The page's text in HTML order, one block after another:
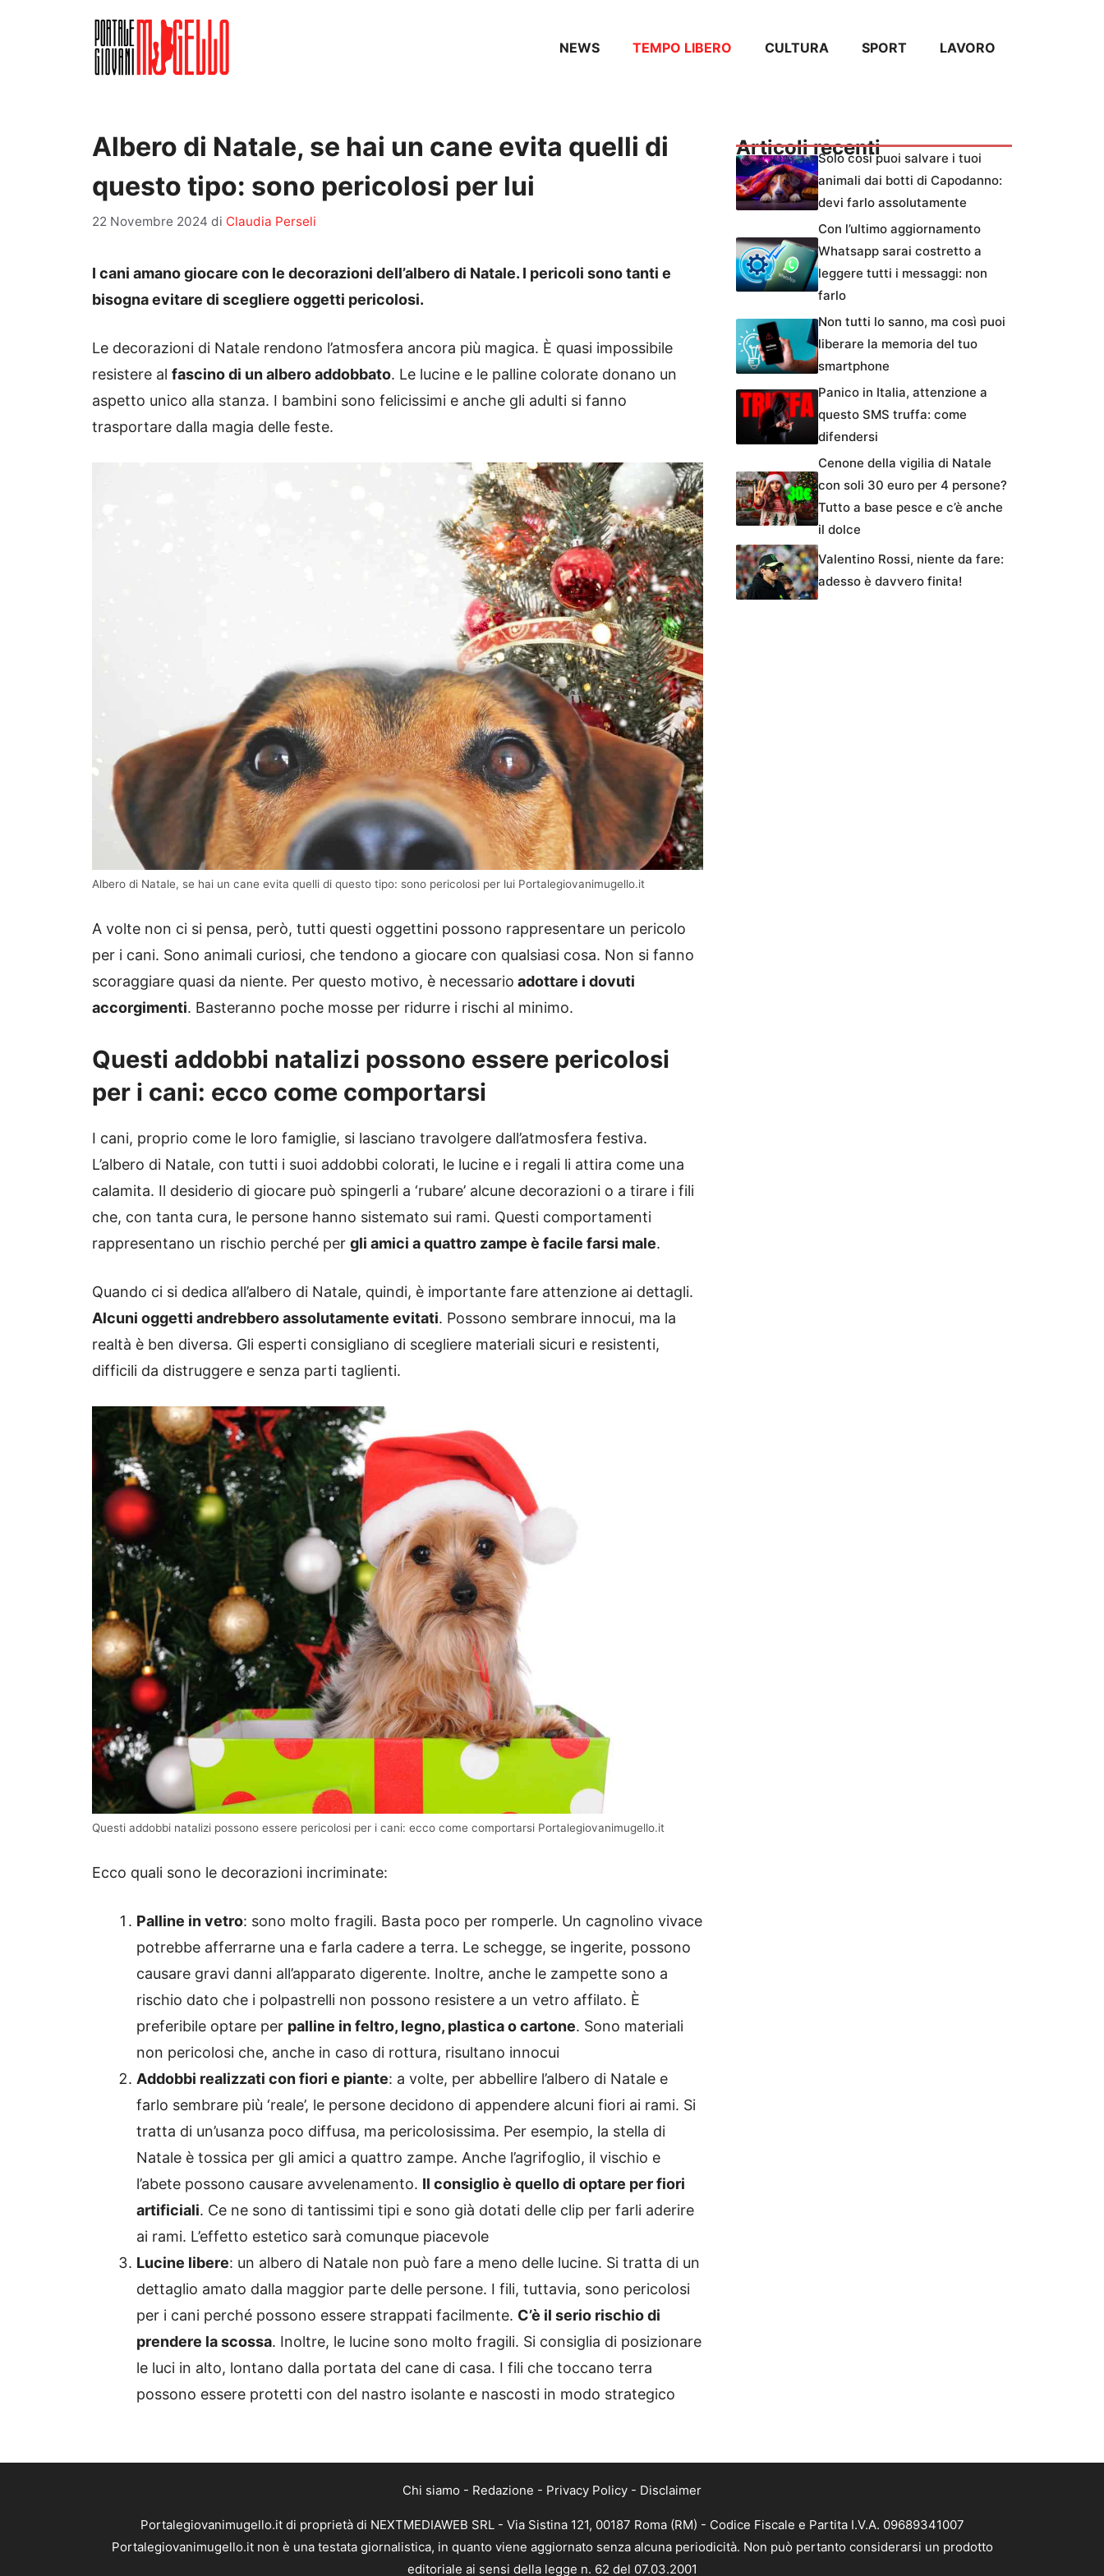
NEWS TEMPO LIBERO CULTURA SPORT LAVORO
Albero di Natale, se hai un cane evita quelli di
questo tipo: sono pericolosi per lui
22 Novembre 2024 di Claudia Perseli
I cani amano giocare con le decorazioni dell’albero di Natale. I pericoli sono tanti e
bisogna evitare di scegliere oggetti pericolosi.
Le decorazioni di Natale rendono l’atmosfera ancora più magica. È quasi impossibile
resistere al fascino di un albero addobbato. Le lucine e le palline colorate donano un
aspetto unico alla stanza. I bambini sono felicissimi e anche gli adulti si fanno
trasportare dalla magia delle feste.
Albero di Natale, se hai un cane evita quelli di questo tipo: sono pericolosi per lui Portalegiovanimugello.it
A volte non ci si pensa, però, tutti questi oggettini possono rappresentare un pericolo
per i cani. Sono animali curiosi, che tendono a giocare con qualsiasi cosa. Non si fanno
scoraggiare quasi da niente. Per questo motivo, è necessario adottare i dovuti
accorgimenti. Basteranno poche mosse per ridurre i rischi al minimo.
Questi addobbi natalizi possono essere pericolosi
per i cani: ecco come comportarsi
I cani, proprio come le loro famiglie, si lasciano travolgere dall’atmosfera festiva.
L’albero di Natale, con tutti i suoi addobbi colorati, le lucine e i regali li attira come una
calamita. Il desiderio di giocare può spingerli a ‘rubare’ alcune decorazioni o a tirare i fili
che, con tanta cura, le persone hanno sistemato sui rami. Questi comportamenti
rappresentano un rischio perché per gli amici a quattro zampe è facile farsi male.
Quando ci si dedica all’albero di Natale, quindi, è importante fare attenzione ai dettagli.
Alcuni oggetti andrebbero assolutamente evitati. Possono sembrare innocui, ma la
realtà è ben diversa. Gli esperti consigliano di scegliere materiali sicuri e resistenti,
difficili da distruggere e senza parti taglienti.
Questi addobbi natalizi possono essere pericolosi per i cani: ecco come comportarsi Portalegiovanimugello.it
Ecco quali sono le decorazioni incriminate:
Palline in vetro: sono molto fragili. Basta poco per romperle. Un cagnolino vivace
potrebbe afferrarne una e farla cadere a terra. Le schegge, se ingerite, possono
causare gravi danni all’apparato digerente. Inoltre, anche le zampette sono a
rischio dato che i polpastrelli non possono resistere a un vetro affilato. È
preferibile optare per palline in feltro, legno, plastica o cartone. Sono materiali
non pericolosi che, anche in caso di rottura, risultano innocui
Addobbi realizzati con fiori e piante: a volte, per abbellire l’albero di Natale e
farlo sembrare più ‘reale’, le persone decidono di appendere alcuni fiori ai rami. Si
tratta di un’usanza poco diffusa, ma pericolosissima. Per esempio, la stella di
Natale è tossica per gli amici a quattro zampe. Anche l’agrifoglio, il vischio e
l’abete possono causare avvelenamento. Il consiglio è quello di optare per fiori
artificiali. Ce ne sono di tantissimi tipi e sono già dotati delle clip per farli aderire
ai rami. L’effetto estetico sarà comunque piacevole
Lucine libere: un albero di Natale non può fare a meno delle lucine. Si tratta di un
dettaglio amato dalla maggior parte delle persone. I fili, tuttavia, sono pericolosi
per i cani perché possono essere strappati facilmente. C’è il serio rischio di
prendere la scossa. Inoltre, le lucine sono molto fragili. Si consiglia di posizionare
le luci in alto, lontano dalla portata del cane di casa. I fili che toccano terra
possono essere protetti con del nastro isolante e nascosti in modo strategico
Articoli recentiSolo così puoi salvare i tuoi
animali dai botti di Capodanno:
devi farlo assolutamente
Con l’ultimo aggiornamento
Whatsapp sarai costretto a
leggere tutti i messaggi: non
farlo
Non tutti lo sanno, ma così puoi
liberare la memoria del tuo
smartphone
Panico in Italia, attenzione a
questo SMS truffa: come
difendersi
Cenone della vigilia di Natale
con soli 30 euro per 4 persone?
Tutto a base pesce e c’è anche
il dolce
Valentino Rossi, niente da fare:
adesso è davvero finita!
Chi siamo - Redazione - Privacy Policy - Disclaimer
Portalegiovanimugello.it di proprietà di NEXTMEDIAWEB SRL - Via Sistina 121, 00187 Roma (RM) - Codice Fiscale e Partita I.V.A. 09689341007
Portalegiovanimugello.it non è una testata giornalistica, in quanto viene aggiornato senza alcuna periodicità. Non può pertanto considerarsi un prodotto
editoriale ai sensi della legge n. 62 del 07.03.2001